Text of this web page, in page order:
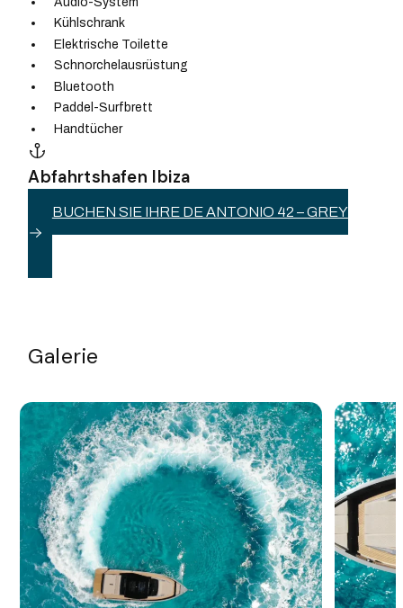
Kühlschrank
Elektrische Toilette
Schnorchelausrüstung
Bluetooth
Paddel-Surfbrett
Handtücher
Abfahrtshafen Ibiza
BUCHEN SIE IHRE DE ANTONIO 42 – GREY
Galerie